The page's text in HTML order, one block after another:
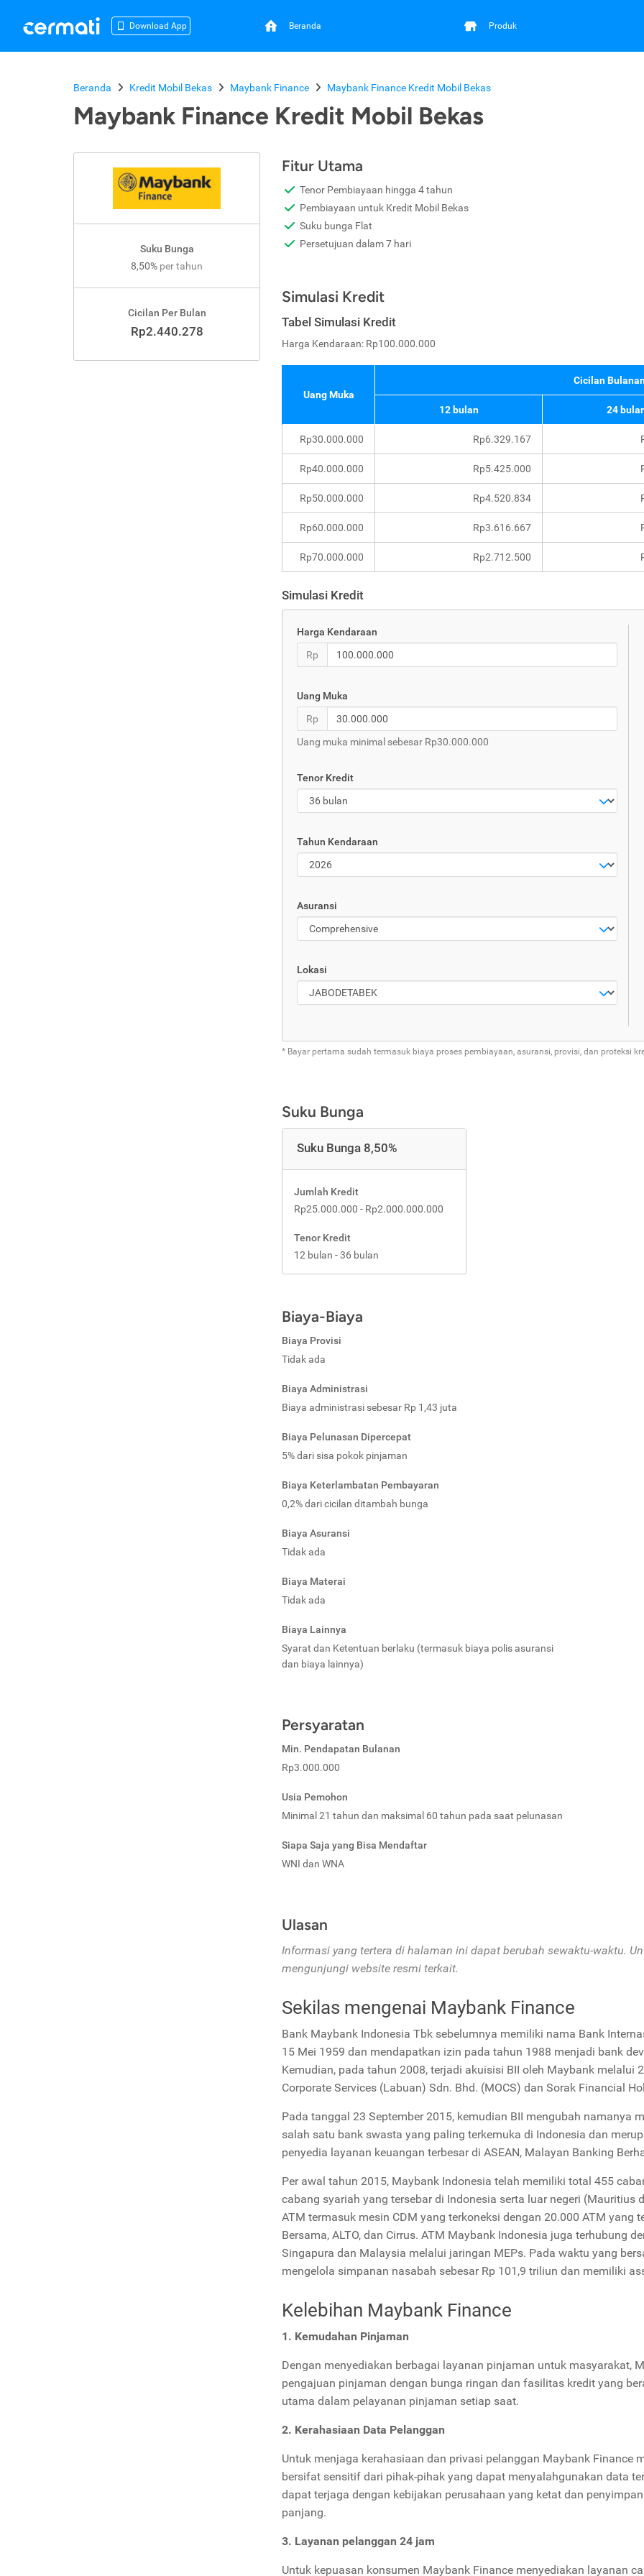
Download App Beranda Produk
Beranda Kredit Mobil Bekas Maybank Finance Maybank Finance Kredit Mobil Bekas
Maybank Finance Kredit Mobil Bekas
Suku Bunga
8,50% per tahun
Cicilan Per Bulan
Rp2.440.278
Fitur Utama
Tenor Pembiayaan hingga 4 tahun
Pembiayaan untuk Kredit Mobil Bekas
Suku bunga Flat
Persetujuan dalam 7 hari
Simulasi Kredit
Tabel Simulasi Kredit
Harga Kendaraan: Rp100.000.000
Uang Muka
Rp30.000.000
Rp40.000.000
Rp50.000.000
Rp60.000.000
Rp70.000.000
Cicilan
12 bulan 24
Rp6.329.167
Rp5.425.000
Rp4.520.834
Rp3.616.667
Rp2.712.500
Simulasi Kredit
Harga Kendaraan
Rp
Uang Muka
Rp
Uang muka minimal sebesar Rp30.000.000
Tenor Kredit
Tahun Kendaraan
Asuransi
Lokasi
* Bayar pertama sudah termasuk biaya proses pembiayaan, asuransi, provisi, dan proteksi
Suku Bunga
Suku Bunga 8,50%
Jumlah Kredit
Rp25.000.000 - Rp2.000.000.000
Tenor Kredit
12 bulan - 36 bulan
Biaya-Biaya
Biaya Provisi
Tidak ada
Biaya Administrasi
Biaya administrasi sebesar Rp 1,43 juta
Biaya Pelunasan Dipercepat
5% dari sisa pokok pinjaman
Biaya Keterlambatan Pembayaran
0,2% dari cicilan ditambah bunga
Biaya Asuransi
Tidak ada
Biaya Materai
Tidak ada
Biaya Lainnya
Syarat dan Ketentuan berlaku (termasuk biaya polis asuransi
dan biaya lainnya)
Persyaratan
Min. Pendapatan Bulanan
Rp3.000.000
Usia Pemohon
Minimal 21 tahun dan maksimal 60 tahun pada saat pelunasan
Siapa Saja yang Bisa Mendaftar
WNI dan WNA
Ulasan
Informasi yang tertera di halaman ini dapat berubah sewaktu-waktu.
mengunjungi website resmi terkait.
Sekilas mengenai Maybank Finance
Bank Maybank Indonesia Tbk sebelumnya memiliki nama Bank
15 Mei 1959 dan mendapatkan izin pada tahun 1988 menjadi bank
Kemudian, pada tahun 2008, terjadi akuisisi BII oleh Maybank melalui
Corporate Services (Labuan) Sdn. Bhd. (MOCS) dan Sorak Financial
Pada tanggal 23 September 2015, kemudian BII mengubah namanya
salah satu bank swasta yang paling terkemuka di Indonesia dan
penyedia layanan keuangan terbesar di ASEAN, Malayan Banking
Per awal tahun 2015, Maybank Indonesia telah memiliki total 455
cabang syariah yang tersebar di Indonesia serta luar negeri (Mauritius
ATM termasuk mesin CDM yang terkoneksi dengan 20.000 ATM yang
Bersama, ALTO, dan Cirrus. ATM Maybank Indonesia juga terhubung
Singapura dan Malaysia melalui jaringan MEPs. Pada waktu yang
mengelola simpanan nasabah sebesar Rp 101,9 triliun dan memiliki
Kelebihan Maybank Finance
1. Kemudahan Pinjaman
Dengan menyediakan berbagai layanan pinjaman untuk masyarakat,
pengajuan pinjaman dengan bunga ringan dan fasilitas kredit yang
utama dalam pelayanan pinjaman setiap saat.
2. Kerahasiaan Data Pelanggan
Untuk menjaga kerahasiaan dan privasi pelanggan Maybank Finance
bersifat sensitif dari pihak-pihak yang dapat menyalahgunakan data
dapat terjaga dengan kebijakan perusahaan yang ketat dan
panjang.
3. Layanan pelanggan 24 jam
Untuk kepuasan konsumen Maybank Finance menyediakan layanan